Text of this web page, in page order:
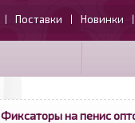
| Поставки | Новинки |
Фиксаторы на пенис